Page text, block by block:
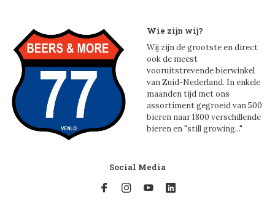
Wie zijn wij?
Wij zijn de grootste en direct
ook de meest
vooruitstrevende bierwinkel
van Zuid-Nederland. In enkele
maanden tijd met ons
assortiment gegroeid van 500
bieren naar 1800 verschillende
bieren en "still growing..."
Social Media